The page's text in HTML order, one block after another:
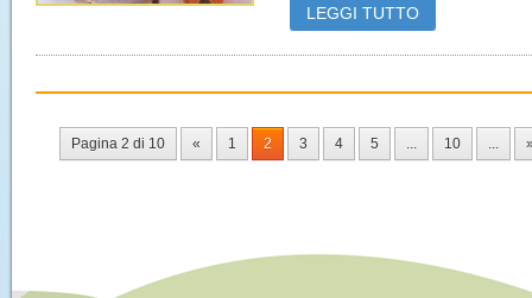
LEGGI TUTTO
Pagina 2 di 10 « 1 2 3 4 5 ... 10 ...